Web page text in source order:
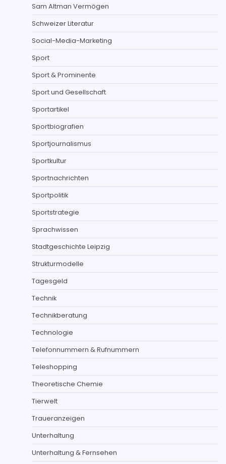
Sam Altman Vermögen
Schweizer Literatur
Social-Media-Marketing
Sport
Sport & Prominente
Sport und Gesellschaft
Sportartikel
Sportbiografien
Sportjournalismus
Sportkultur
Sportnachrichten
Sportpolitik
Sportstrategie
Sprachwissen
Stadtgeschichte Leipzig
Strukturmodelle
Tagesgeld
Technik
Technikberatung
Technologie
Telefonnummern & Rufnummern
Teleshopping
Theoretische Chemie
Tierwelt
Traueranzeigen
Unterhaltung
Unterhaltung & Fernsehen